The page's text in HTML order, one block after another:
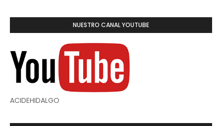
NUESTRO CANAL YOUTUBE
ACIDEHIDALGO